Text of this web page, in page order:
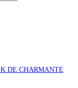
DE CHARMANTE